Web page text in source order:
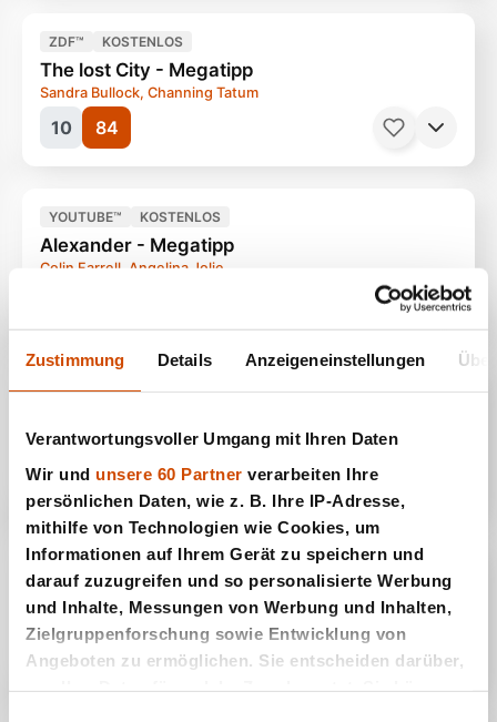
Zustimmung Details Anzeigeneinstellungen
Verantwortungsvoller Umgang mit Ihren Daten
Wir und unsere 60 Partner verarbeiten Ihre
persönlichen Daten, wie z. B. Ihre IP-Adresse,
mithilfe von Technologien wie Cookies, um
Informationen auf Ihrem Gerät zu speichern und
darauf zuzugreifen und so personalisierte Werbung
und Inhalte, Messungen von Werbung und Inhalten,
Zielgruppenforschung sowie Entwicklung von
Angeboten zu ermöglichen. Sie entscheiden darüber,
Filme, Klassiker 144 Minuten Ab 12 Jahren
Filme, Romantik 88 Minuten Ab 12 Jahren
10 84
ZDF™ KOSTENLOS
The lost City - Megatipp
Sandra Bullock, Channing Tatum
YOUTUBE™ KOSTENLOS
Alexander - Megatipp
Colin Farrell, Angelina Jolie
12 83
YOUTUBE™ KOSTENLOS
Billy Bob Thornton
13 82
Hardball - Megatipp
Keanu Reeves